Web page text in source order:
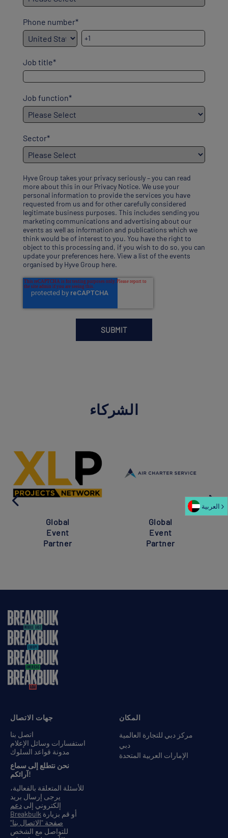
Phone number*
Job title*
Job function*
Sector*
Hyve Group takes your privacy seriously – you can read
more about this in our Privacy Notice. We use your
personal information to provide the services you have
requested from us and for other carefully considered
legitimate business purposes. This includes sending you
marketing communications and advertising about our
events as well as information and publications which we
think would be of interest to you. You have the right to
object to this processing and, if you wish to do so, you can
update your preferences here. View a list of the events
organised by Hyve Group here.
الشركاء
Global
Event
Partner
Global
Event
Partner
المكان
مركز دبي للتجارة العالمية
دبي
الإمارات العربية المتحدة
جهات الاتصال
اتصل بنا
استفسارات وسائل الإعلام
مدونة قواعد السلوك
نحن نتطلع إلى سماع
آرائكم!
للأسئلة المتعلقة بالفعالية،
يرجى إرسال بريد
إلكتروني إلى دعم
Breakbulk أو قم بزيارة
صفحة "الاتصال بنا"
للتواصل مع الشخص
العربية‏